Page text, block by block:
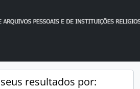
resultados por: